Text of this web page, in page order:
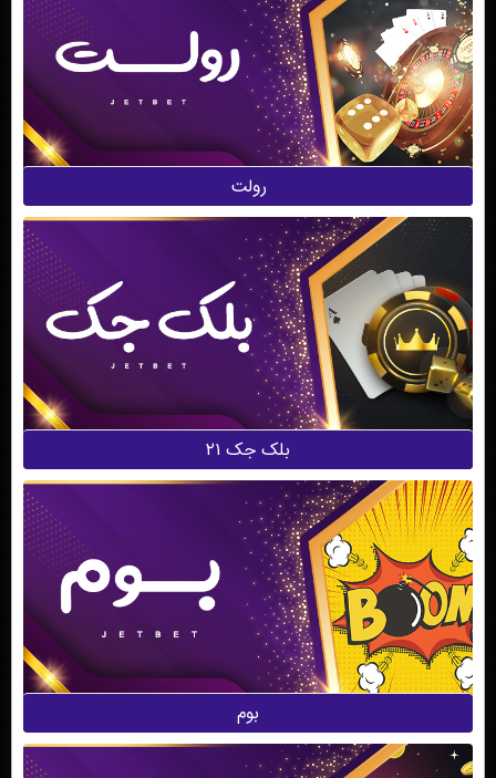
رولت
بلک جک ۲۱
بوم